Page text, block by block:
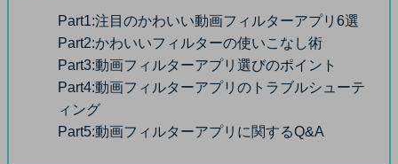
Part1:注目のかわいい動画フィルターアプリ6選
Part2:かわいいフィルターの使いこなし術
Part3:動画フィルターアプリ選びのポイント
Part4:動画フィルターアプリのトラブルシューテ
ィング
Part5:動画フィルターアプリに関するQ&A